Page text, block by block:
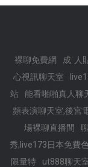
裸聊免費網 成˙人
心視訊聊天室
站
能看啪啪真人聊
頻表演聊天室,後宮
場裸聊直播間
秀,live173日本免費
限量特
ut888聊天